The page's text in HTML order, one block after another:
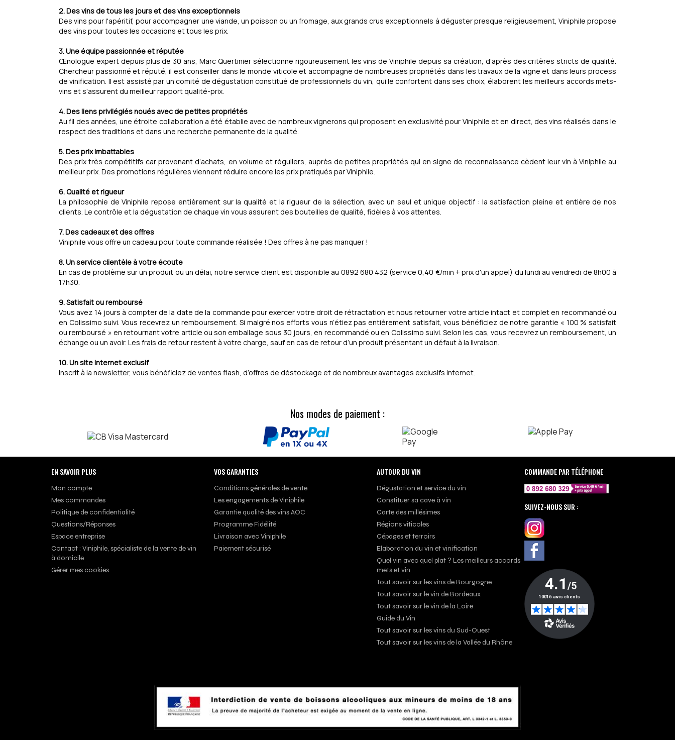
2. Des vins de tous les jours et des vins exceptionnels
Des vins pour l'apéritif, pour accompagner une viande, un poisson ou un fromage, aux grands crus exceptionnels à déguster presque religieusement, Viniphile propose
des vins pour toutes les occasions et tous les prix.
3. Une équipe passionnée et réputée
Œnologue expert depuis plus de 30 ans, Marc Quertinier sélectionne rigoureusement les vins de Viniphile depuis sa création, d’après des critères stricts de qualité.
Chercheur passionné et réputé, il est conseiller dans le monde viticole et accompagne de nombreuses propriétés dans les travaux de la vigne et dans leurs process
de vinification. Il est assisté par un comité de dégustation constitué de professionnels du vin, qui le confortent dans ses choix, élaborent les meilleurs accords mets-
vins et s'assurent du meilleur rapport qualité-prix.
4. Des liens privilégiés noués avec de petites propriétés
Au fil des années, une étroite collaboration a été établie avec de nombreux vignerons qui proposent en exclusivité pour Viniphile et en direct, des vins réalisés dans le
respect des traditions et dans une recherche permanente de la qualité.
5. Des prix imbattables
Des prix très compétitifs car provenant d’achats, en volume et réguliers, auprès de petites propriétés qui en signe de reconnaissance cèdent leur vin à Viniphile au
meilleur prix. Des promotions régulières viennent réduire encore les prix pratiqués par Viniphile.
6. Qualité et rigueur
La philosophie de Viniphile repose entièrement sur la qualité et la rigueur de la sélection, avec un seul et unique objectif : la satisfaction pleine et entière de nos
clients. Le contrôle et la dégustation de chaque vin vous assurent des bouteilles de qualité, fidèles à vos attentes.
7. Des cadeaux et des offres
Viniphile vous offre un cadeau pour toute commande réalisée ! Des offres à ne pas manquer !
8. Un service clientèle à votre écoute
En cas de problème sur un produit ou un délai, notre service client est disponible au 0892 680 432 (service 0,40 €/min + prix d'un appel) du lundi au vendredi de 8h00 à
17h30.
9. Satisfait ou remboursé
Vous avez 14 jours à compter de la date de la commande pour exercer votre droit de rétractation et nous retourner votre article intact et complet en recommandé ou
en Colissimo suivi. Vous recevrez un remboursement. Si malgré nos efforts vous n’étiez pas entièrement satisfait, vous bénéficiez de notre garantie « 100 % satisfait
ou remboursé » en retournant votre article ou son emballage sous 30 jours, en recommandé ou en Colissimo suivi. Selon les cas, vous recevrez un remboursement, un
échange ou un avoir. Les frais de retour restent à votre charge, sauf en cas de retour d’un produit présentant un défaut à la livraison.
10. Un site Internet exclusif
Inscrit à la newsletter, vous bénéficiez de ventes flash, d’offres de déstockage et de nombreux avantages exclusifs Internet.
Nos modes de paiement :
EN SAVOIR PLUS
Mon compte
Mes commandes
Politique de confidentialité
Questions/Réponses
Espace entreprise
Contact : Viniphile, spécialiste de la vente de vin
à domicile
Gérer mes cookies
VOS GARANTIES
Conditions générales de vente
Les engagements de Viniphile
Garantie qualité des vins AOC
Programme Fidélité
Livraison avec Viniphile
Paiement sécurisé
AUTOUR DU VIN
Dégustation et service du vin
Constituer sa cave à vin
Carte des millésimes
Régions viticoles
Cépages et terroirs
Elaboration du vin et vinification
Quel vin avec quel plat ? Les meilleurs accords
mets et vin
Tout savoir sur les vins de Bourgogne
Tout savoir sur le vin de Bordeaux
Tout savoir sur le vin de la Loire
Guide du Vin
Tout savoir sur les vins du Sud-Ouest
Tout savoir sur les vins de la Vallée du Rhône
COMMANDE PAR TÉLÉPHONE
SUIVEZ-NOUS SUR :